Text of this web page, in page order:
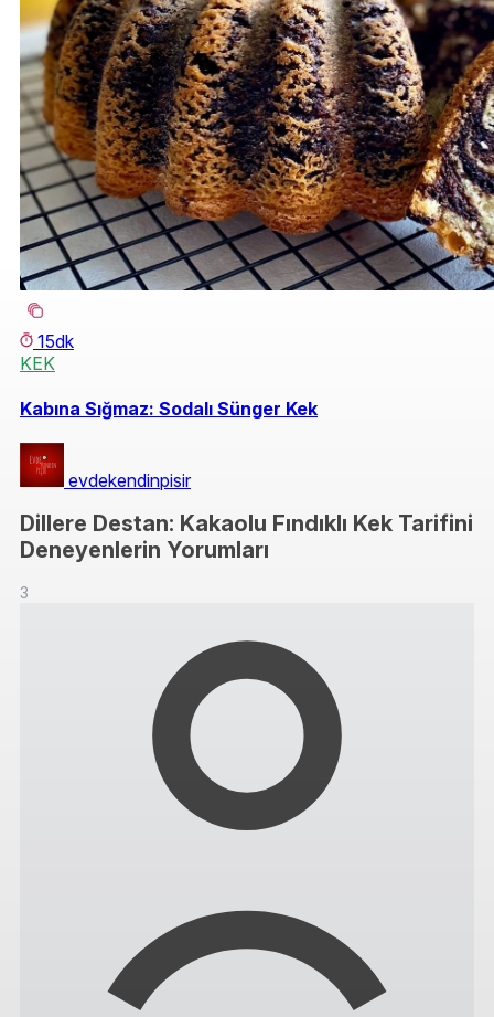
15dk
KEK
Kabına Sığmaz: Sodalı Sünger Kek
evdekendinpisir
Dillere Destan: Kakaolu Fındıklı Kek Tarifini
Deneyenlerin Yorumları
3